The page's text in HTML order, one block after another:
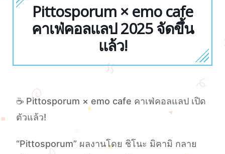
Pittosporum × emo cafe
คาเฟ่คอลแลป 2025 จัดขึ้น
แล้ว!
☕ Pittosporum × emo cafe คาเฟ่คอลแลป เปิด
ตัวแล้ว!
“Pittosporum” ผลงานโดย ชิโนะ มิคามิ กลาย